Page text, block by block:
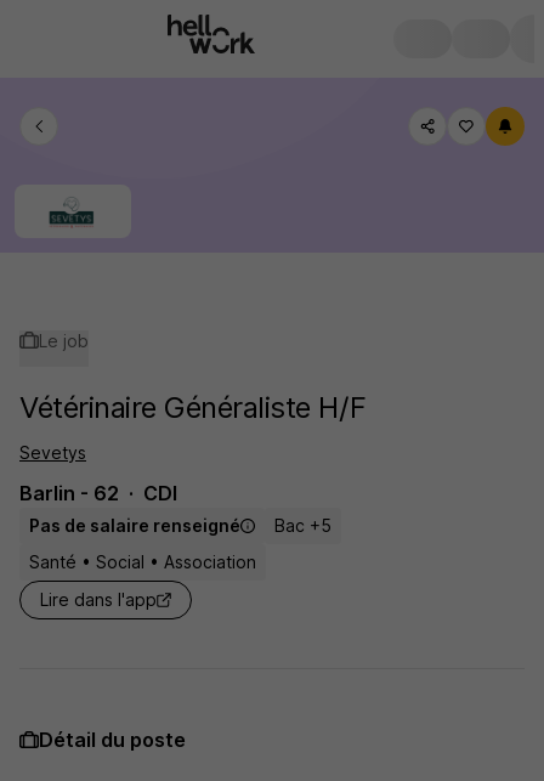
Le job
Vétérinaire Généraliste H/F
Sevetys
Barlin - 62 CDI
Pas de salaire renseigné
Bac +5
Santé • Social • Association
Lire dans l'app
Détail du poste